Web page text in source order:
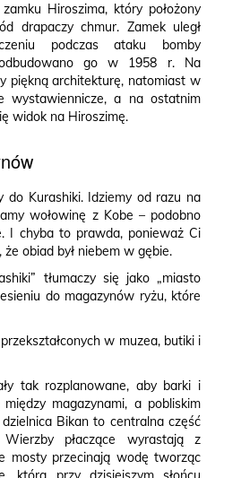
Hiroszima, który położony
drapaczy chmur. Zamek uległ
podczas ataku bomby
go w 1958 r. Na
piękną architekturę, natomiast w
wystawiennicze, a na ostatnim
widok na Hiroszimę.
do Kurashiki. Idziemy od razu na
wołowinę z Kobe – podobno
I chyba to prawda, ponieważ Ci
obiad był niebem w gębie.
tłumaczy się jako „miasto
do magazynów ryżu, które
w muzea, butiki i
tak rozplanowane, aby barki i
między magazynami, a pobliskim
Bikan to centralna część
Wierzby płaczące wyrastają z
mosty przecinają wodę tworząc